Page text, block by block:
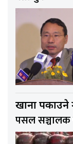
खाना पकाउने
पसल सञ्चालक